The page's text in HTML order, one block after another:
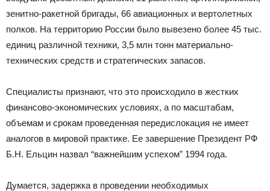
зенитно-ракетной бригады, 66 авиационных и вертолетных
полков. На территорию России было вывезено более 45 тыс.
единиц различной техники, 3,5 млн тонн материально-
технических средств и стратегических запасов.
Специалисты признают, что это происходило в жестких
финансово-экономических условиях, а по масштабам,
объемам и срокам проведенная передислокация не имеет
аналогов в мировой практике. Ее завершение Президент РФ
Б.Н. Ельцин назвал “важнейшим успехом” 1994 года.
Думается, задержка в проведении необходимых